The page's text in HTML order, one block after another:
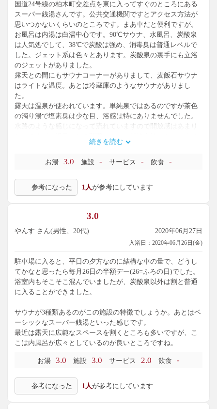
国道24号線の柏木町交差点を東に入ってすぐのところにある
スーパー銭湯さんです。公共交通機関ですとアクセス方法が
思いつかないくらいのところです。まあ車だと便利ですが。
お風呂は内湯は白湯中心です。90℃サウナ、水風呂、炭酸泉
は人気処でして、38℃で炭酸は強め、消毒臭は普通レベルで
した。ジェット系は色々とあります。炭酸泉の裏手にも立浴
のジェットがありました。
露天との間にもサウナコーナーがありまして、麦飯石サウナ
はライトな温度。あとは冷蔵庫のようなサウナがありまし
た。
露天は温泉が使われています。単純泉ではあるのですが茶色
の濁り湯で塩素臭は少な目、浴感は特にありませんでした。
水路のような感じになって流れていますので開放感はあまり
ないですが、湯量とかの問題ならいい解決方法かもしれませ
ん。湯使いもまずまずと感じられましたし、近くに来たら再
訪したいところです。
続きを読む
お湯 3.0 施設 - サービス - 飲食 -
参考になった 1人が参考にしています
3.0
やんす さん(男性、20代) 2020年06月27日
入浴日：2020年06月26日(金)
駐車場に入ると、平日の夕方なのに結構な車の量で、どうし
てかなと思ったら毎月26日の半額デー(26=ふろの日)でした。
浴室内もそこそこ混んでいましたが、炭酸泉以外は割と普通
に入ることができました。
サウナが3種類あるのがこの施設の特徴でしょうか。あとはベ
ーシックなスーパー銭湯といった感じです。
最近は露天に広範なスペースを割くところも多いですが、こ
こは内風呂が広々としているのが良いところですね。
お湯 3.0 施設 3.0 サービス 2.0 飲食 -
参考になった 1人が参考にしています